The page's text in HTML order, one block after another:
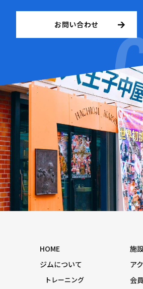
お問い合わせ
HOME
ジムについて
トレーニング
施
ア
会